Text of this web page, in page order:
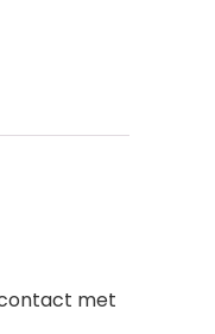
met